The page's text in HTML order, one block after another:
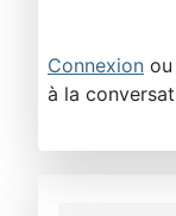
Connexion ou
à la